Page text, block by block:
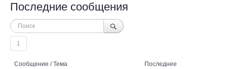
Последние сообщения
1
Сообщение / Тема Последнее